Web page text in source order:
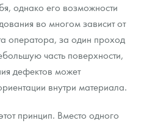
однако его возможности
во многом зависит от
оператора, за один проход
часть поверхности,
дефектов может
внутри материала.
принцип. Вместо одного